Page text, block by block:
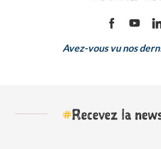
Avez-vous vu nos
#Recevez la